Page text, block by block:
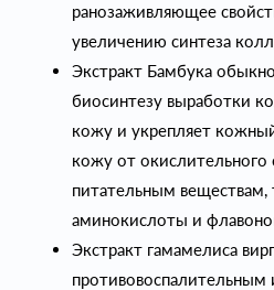
ранозаживляющее
увеличению синтеза
Экстракт Бамбука
биосинтезу выработки
кожу и укрепляет
кожу от окислительного
питательным веществам,
аминокислоты и
Экстракт гамамелиса
противовоспалительным